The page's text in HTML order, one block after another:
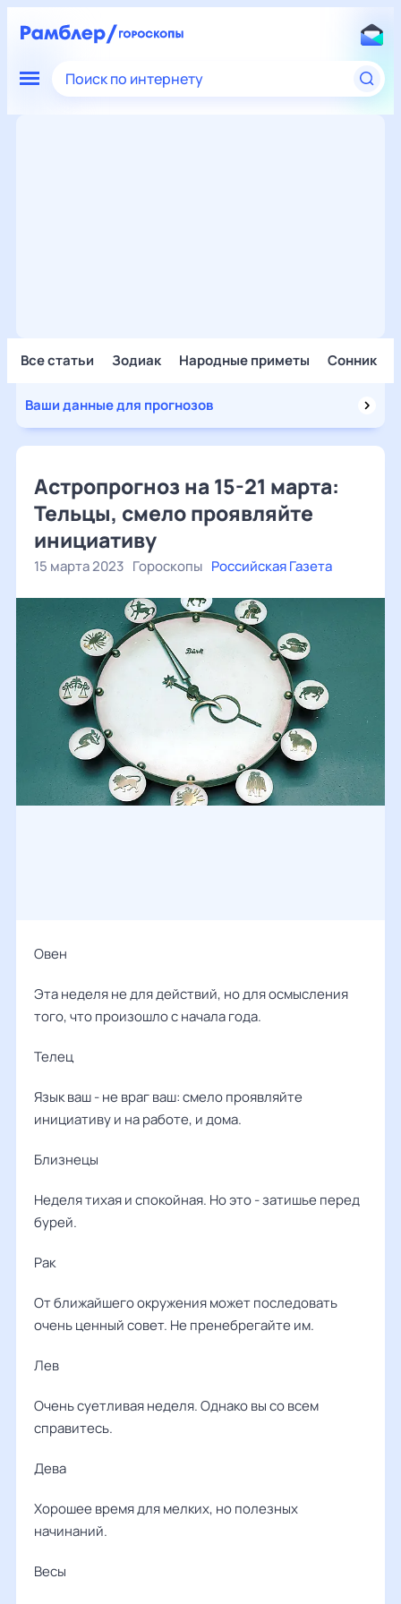
Поиск по интернету
Все статьи Зодиак Народные приметы Сонник
Ваши данные для прогнозов
Астропрогноз на 15-21 марта:
Тельцы, смело проявляйте
инициативу
15 марта 2023 Гороскопы Российская Газета
Овен
Эта неделя не для действий, но для осмысления
того, что произошло с начала года.
Телец
Язык ваш - не враг ваш: смело проявляйте
инициативу и на работе, и дома.
Близнецы
Неделя тихая и спокойная. Но это - затишье перед
бурей.
Рак
От ближайшего окружения может последовать
очень ценный совет. Не пренебрегайте им.
Лев
Очень суетливая неделя. Однако вы со всем
справитесь.
Дева
Хорошее время для мелких, но полезных
начинаний.
Весы